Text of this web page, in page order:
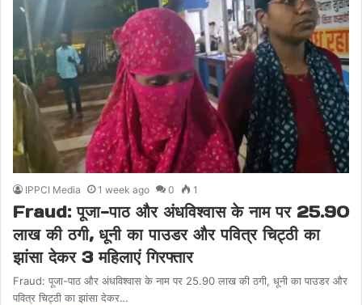
IPPCI Media 1 week ago 0 1
Fraud: पूजा-पाठ और अंधविश्वास के नाम पर 25.90
लाख की ठगी, धूनी का पाउडर और पवित्र चिट्ठी का
झांसा देकर 3 महिलाएं गिरफ्तार
Fraud: पूजा-पाठ और अंधविश्वास के नाम पर 25.90 लाख की ठगी, धूनी का पाउडर और
पवित्र चिट्ठी का झांसा देकर…